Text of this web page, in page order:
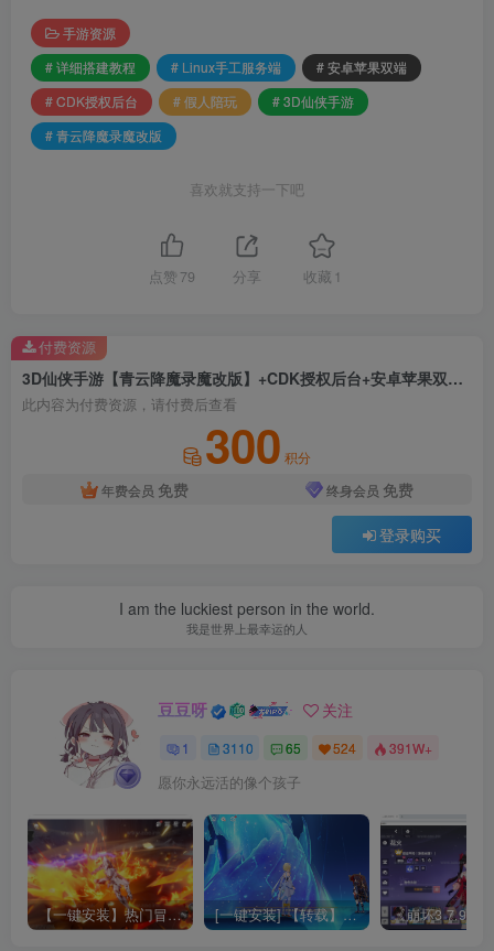
手游资源
# 详细搭建教程
# Linux手工服务端
# 安卓苹果双端
# CDK授权后台
# 假人陪玩
# 3D仙侠手游
# 青云降魔录魔改版
喜欢就支持一下吧
点赞 79 分享 收藏 1
3D仙侠手游【青云降魔录魔改版】+CDK授权后台+安卓苹果双端+假人陪玩+Linux手工服务端+详细搭建教程
此内容为付费资源，请付费后查看
300 积分
年费会员 免费 终身会员 免费
登录购买
付费资源
I am the luckiest person in the world.
我是世界上最幸运的人
豆豆呀 关注
1 3110 65 524 391W+
愿你永远活的像个孩子
【一键安装】热门冒险策略类游戏崩坏：星穹铁道全新2.3版本一键端+一键代理+一键启动+免虚拟机 [一键安装] 【转载】原神3.4真端服务端+源码+配套客户端+详尽说明+GM工具+源码说明文件